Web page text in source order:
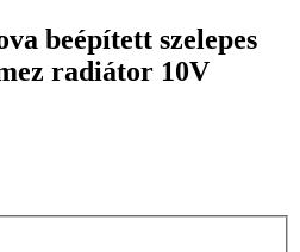
beépített szelepes
radiátor 10V